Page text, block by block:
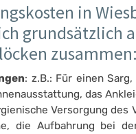
in
grundsätzlich
zusammen:
: z.B.: Für einen
das
Versorgung des
die Aufbahrung bei